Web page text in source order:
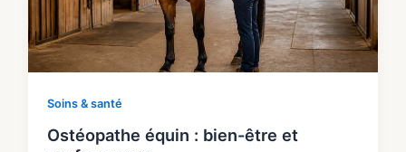
Soins & santé
Ostéopathe équin : bien-être et